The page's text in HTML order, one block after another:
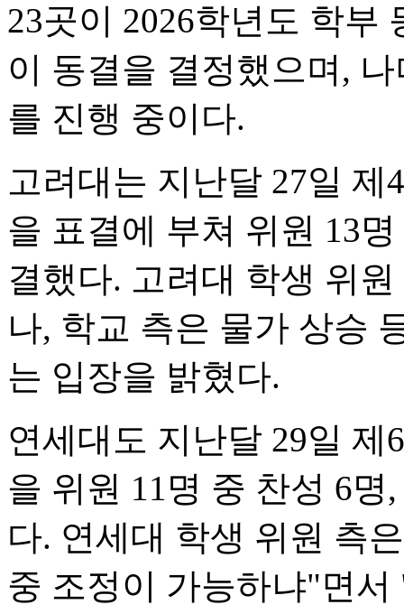
23곳이 2026학년도 학부
이 동결을 결정했으며,
를 진행 중이다.
고려대는 지난달 27일 제
을 표결에 부쳐 위원 13
결했다. 고려대 학생 위
나, 학교 측은 물가 상승
는 입장을 밝혔다.
연세대도 지난달 29일 제
을 위원 11명 중 찬성 6
다. 연세대 학생 위원 측
중 조정이 가능하냐"면